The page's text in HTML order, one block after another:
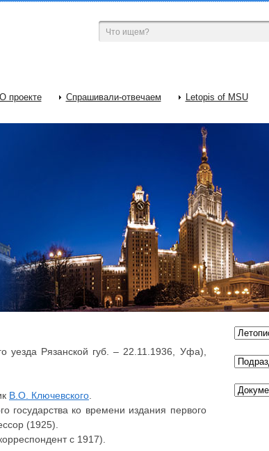
О проекте Спрашивали-отвечаем Letopis of MSU
уезда Рязанской губ. – 22.11.1936, Уфа),
В.О. Ключевского
государства ко времени издания первого
(1925).
с 1917).